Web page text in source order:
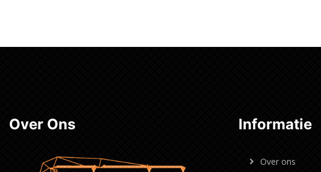
Over Ons Informatie
Over ons